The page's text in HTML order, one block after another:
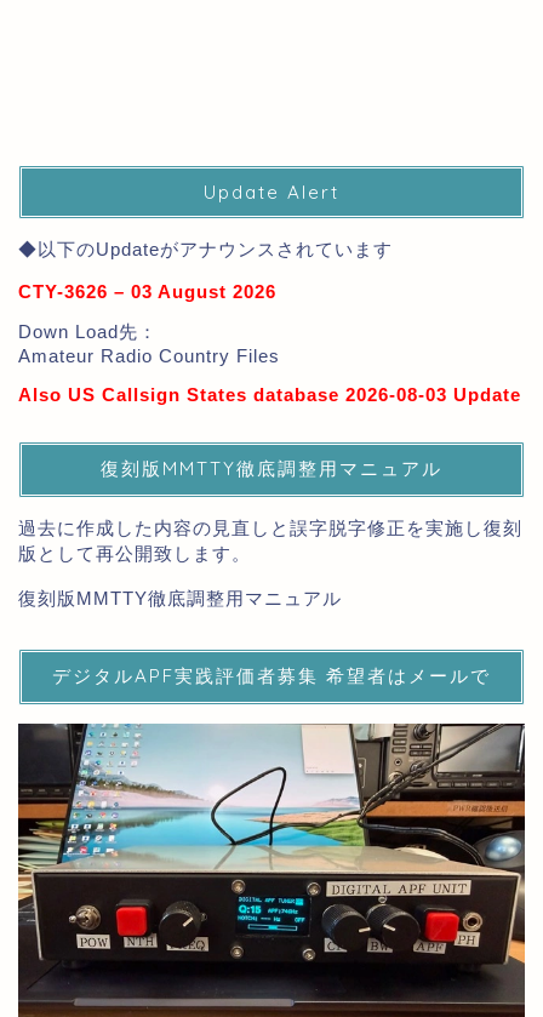
Update Alert
◆以下のUpdateがアナウンスされています
CTY-3626 – 03 August 2026
Down Load先：
Amateur Radio Country Files
Also US Callsign States database 2026-08-03 Update
復刻版MMTTY徹底調整用マニュアル
過去に作成した内容の見直しと誤字脱字修正を実施し復刻
版として再公開致します。
復刻版MMTTY徹底調整用マニュアル
デジタルAPF実践評価者募集 希望者はメールで